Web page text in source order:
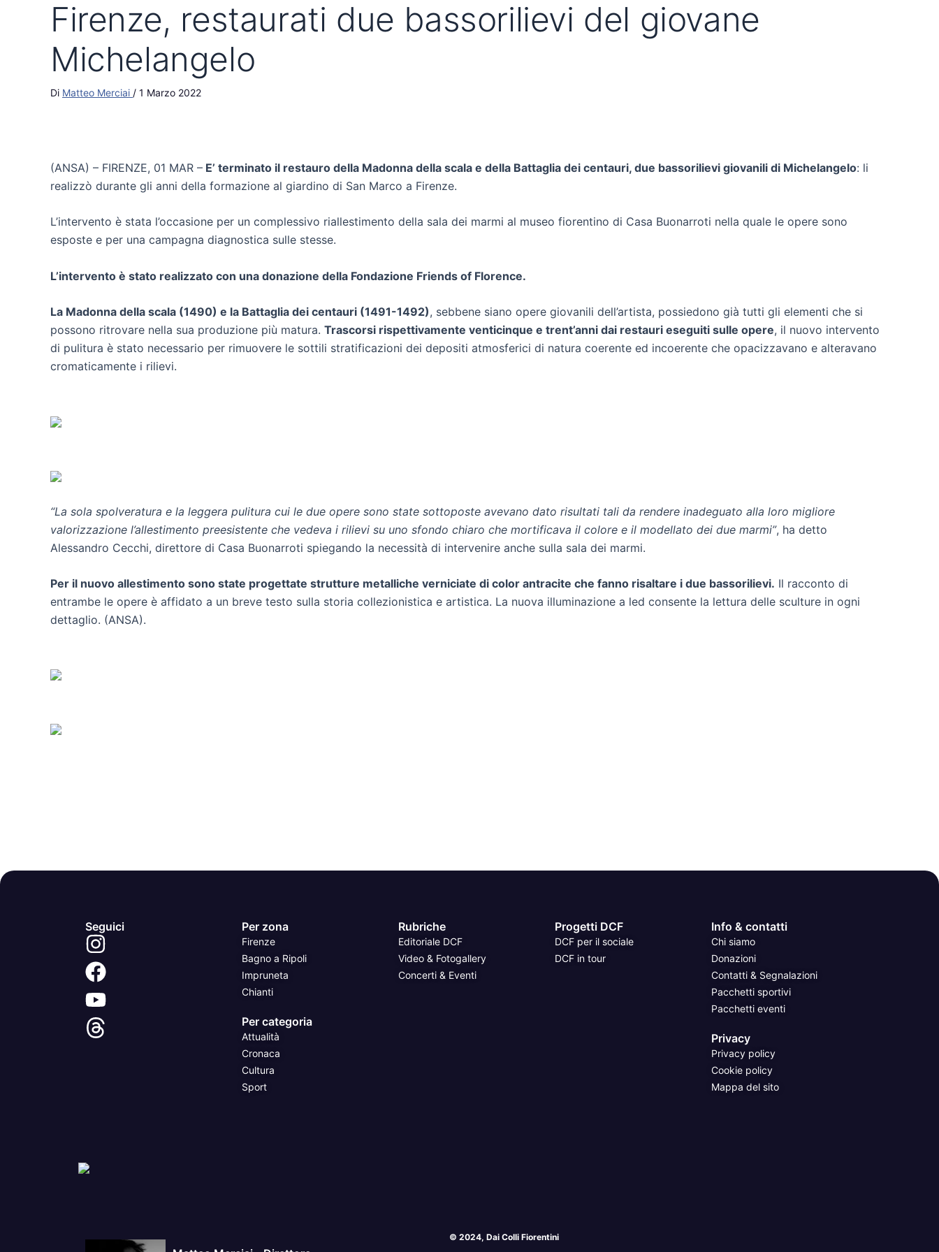
Firenze, restaurati due bassorilievi del giovane
Michelangelo
Di Matteo Merciai / 1 Marzo 2022
(ANSA) – FIRENZE, 01 MAR – E’ terminato il restauro della Madonna della scala e della Battaglia dei centauri, due bassorilievi giovanili di Michelangelo: li
realizzò durante gli anni della formazione al giardino di San Marco a Firenze.
L’intervento è stata l’occasione per un complessivo riallestimento della sala dei marmi al museo fiorentino di Casa Buonarroti nella quale le opere sono
esposte e per una campagna diagnostica sulle stesse.
L’intervento è stato realizzato con una donazione della Fondazione Friends of Florence.
La Madonna della scala (1490) e la Battaglia dei centauri (1491-1492), sebbene siano opere giovanili dell’artista, possiedono già tutti gli elementi che si
possono ritrovare nella sua produzione più matura. Trascorsi rispettivamente venticinque e trent’anni dai restauri eseguiti sulle opere, il nuovo intervento
di pulitura è stato necessario per rimuovere le sottili stratificazioni dei depositi atmosferici di natura coerente ed incoerente che opacizzavano e alteravano
cromaticamente i rilievi.
“La sola spolveratura e la leggera pulitura cui le due opere sono state sottoposte avevano dato risultati tali da rendere inadeguato alla loro migliore
valorizzazione l’allestimento preesistente che vedeva i rilievi su uno sfondo chiaro che mortificava il colore e il modellato dei due marmi”, ha detto
Alessandro Cecchi, direttore di Casa Buonarroti spiegando la necessità di intervenire anche sulla sala dei marmi.
Per il nuovo allestimento sono state progettate strutture metalliche verniciate di color antracite che fanno risaltare i due bassorilievi. Il racconto di
entrambe le opere è affidato a un breve testo sulla storia collezionistica e artistica. La nuova illuminazione a led consente la lettura delle sculture in ogni
dettaglio. (ANSA).
Seguici Per zona
Firenze
Bagno a Ripoli
Impruneta
Chianti
Per categoria
Attualità
Cronaca
Cultura
Sport
Rubriche
Editoriale DCF
Video & Fotogallery
Concerti & Eventi
Progetti DCF
DCF per il sociale
DCF in tour
Info & contatti
Chi siamo
Donazioni
Contatti & Segnalazioni
Pacchetti sportivi
Pacchetti eventi
Privacy
Privacy policy
Cookie policy
Mappa del sito
© 2024, Dai Colli Fiorentini